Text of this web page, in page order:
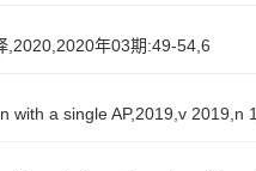
,2020,2020年03期:49-54,6
a single AP,2019,v 2019,n 1,